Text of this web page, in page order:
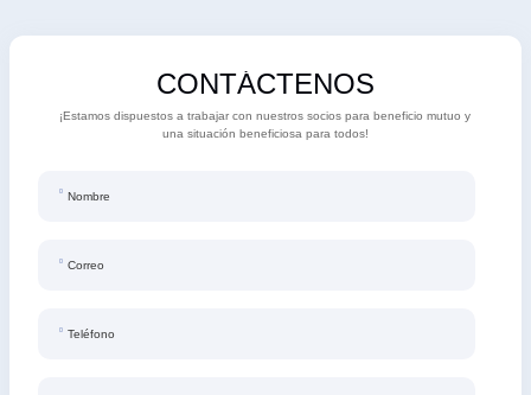
CONTÁCTENOS
¡Estamos dispuestos a trabajar con nuestros socios para beneficio mutuo y
una situación beneficiosa para todos!
Nombre
Correo
Teléfono